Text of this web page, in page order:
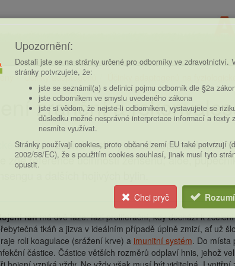
Účinky adaptogenů
zranění a
shrnutí:Léčivé rostliny se od nepaměti
zde reference účinnosti ženšenu, aloe,
a dalších hojivých bylin.
ranmá dvě fáze: fázi proliferační, kdy dochází k
tkáň a jizva v ideálním případě úplně zmizí, ať už
roli koagulace (srážení krve) a imunitní systém. Do místa
částice. Částice větších rozměrů odplaví hnis, jehož
Upozornění:
Dostali jste se na stránky určené pro odborníky ve zdravotnictví.
stránky potvrzujete, že:
jste se seznámil(a) s definicí pojmu odborník dle §2a
jste odborníkem ve smyslu uvedeného zákona
jste si vědom, že nejste-li odborníkem, vystavujete se
důsledku možné nesprávné interpretace informací a texty
nesmíte využívat.
Stránky používají cookies, proto občané zemí EU také potvrzují
2002/58/EC), že s použitím cookies souhlasí, jinak musí tyto
opustit.
Chci pryč